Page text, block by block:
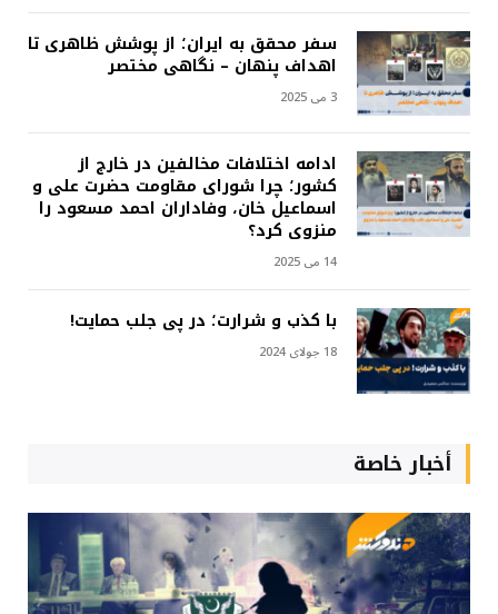
سفر محقق به ایران؛ از پوشش ظاهری تا
اهداف پنهان – نگاهی مختصر
3 می 2025
ادامه اختلافات مخالفین در خارج از
کشور؛ چرا شورای مقاومت حضرت علی و
اسماعیل خان، وفاداران احمد مسعود را
منزوی کرد؟
14 می 2025
با کذب و شرارت؛ در پی جلب حمایت!
18 جولای 2024
أخبار خاصة